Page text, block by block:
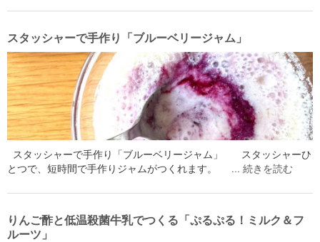
スタッシャーで手作り「ブルーベリージャム」
スタッシャーで手作り「ブルーベリージャム」 スタッシャーひ
とつで、短時間で手作りジャムがつくれます。 … 続きを読む
りんご酢と低温殺菌牛乳でつくる「ぷるぷる！ミルク＆フ
ルーツ」